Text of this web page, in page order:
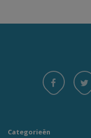
Categorieën